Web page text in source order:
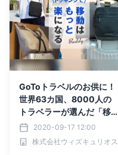
GoToトラベルのお供に！
世界63カ国、8000人の
トラベラーが選んだ「移動
をもっと楽にする」バッグ
がMakuakeにて先行予約
受付中！！
2020-09-17 12:00
株式会社ウィズキュリオス